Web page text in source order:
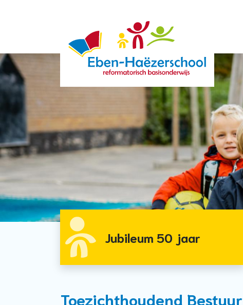
Jubileum 50 jaar
Toezichthoudend Bestuur